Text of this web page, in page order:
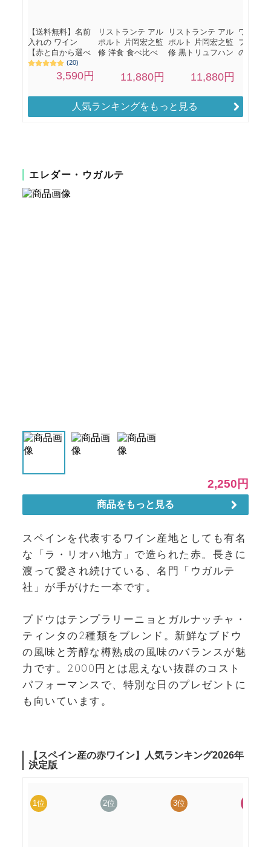
人気ランキングをもっと見る
エレダー・ウガルテ
スペインを代表するワイン産地としても有名
な「ラ・リオハ地方」で造られた赤。長きに
渡って愛され続けている、名門「ウガルテ
社」が手がけた一本です。
ブドウはテンプラリーニョとガルナッチャ・
ティンタの2種類をブレンド。新鮮なブドウ
の風味と芳醇な樽熟成の風味のバランスが魅
力です。2000円とは思えない抜群のコスト
パフォーマンスで、特別な日のプレゼントに
も向いています。